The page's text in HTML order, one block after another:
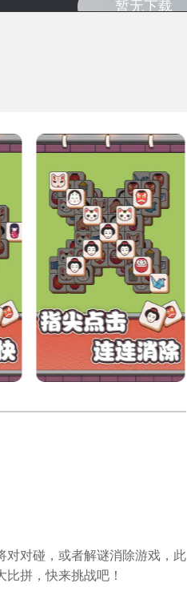
暂无下载
对对碰，或者解谜消除游戏，此
拼，快来挑战吧！